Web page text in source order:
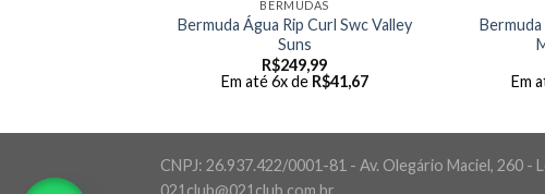
BERMUDAS
Bermuda Água Rip Curl Swc Valley
Suns
R$249,99
Em até 6x de R$41,67
Em
CNPJ: 26.937.422/0001-81 - Av. Olegário Maciel, 260 -
021club@021club.com.br